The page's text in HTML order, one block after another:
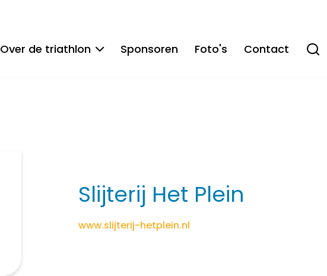
Over de triathlon Sponsoren Foto's Contact
Slijterij Het Plein
www.slijterij-hetplein.nl